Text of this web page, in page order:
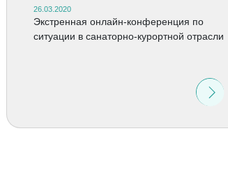
26.03.2020
Экстренная онлайн-конференция по
ситуации в санаторно-курортной отрасли